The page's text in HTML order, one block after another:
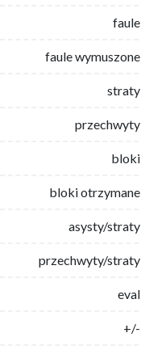
faule
faule wymuszone
straty
przechwyty
bloki
bloki otrzymane
asysty/straty
przechwyty/straty
eval
+/-
faule
faule wymuszone
straty
przechwyty
bloki
bloki otrzymane
asysty/straty
przechwyty/straty
eval
+/-